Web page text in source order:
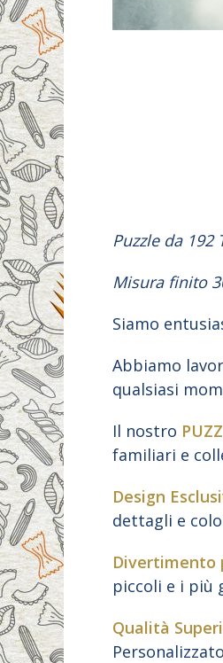
Puzzle da
Misura finito
Siamo
Abbiamo
qualsiasi
Il nostro
familiari e
Design
dettagli e
Divertimento
piccoli e i più
Qualità